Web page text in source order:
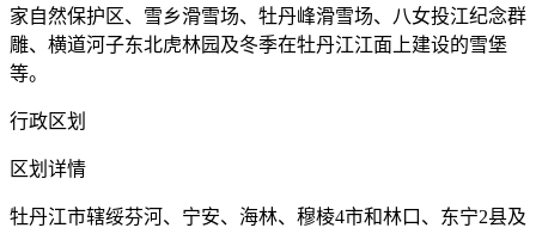
家自然保护区、雪乡滑雪场、牡丹峰滑雪场、八女投江纪念群
雕、横道河子东北虎林园及冬季在牡丹江江面上建设的雪堡
等。
行政区划
区划详情
牡丹江市辖绥芬河、宁安、海林、穆棱4市和林口、东宁2县及